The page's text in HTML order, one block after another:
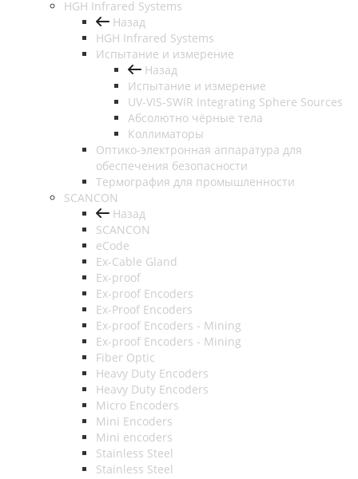
HGH Infrared Systems
Назад
HGH Infrared Systems
Испытание и измерение
Назад
Испытание и измерение
UV-VIS-SWIR Integrating Sphere Sources
Абсолютно чёрные тела
Коллиматоры
Оптико-электронная аппаратура для
обеспечения безопасности
Термография для промышленности
SCANCON
Назад
SCANCON
eCode
Ex-Cable Gland
Ex-proof
Ex-proof Encoders
Ex-Proof Encoders
Ex-proof Encoders - Mining
Ex-proof Encoders - Mining
Fiber Optic
Heavy Duty Encoders
Heavy Duty Encoders
Micro Encoders
Mini Encoders
Mini encoders
Stainless Steel
Stainless Steel